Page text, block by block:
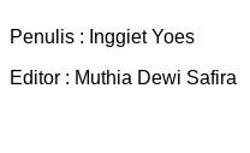
Penulis : Inggiet Yoes
Editor : Muthia Dewi Safira